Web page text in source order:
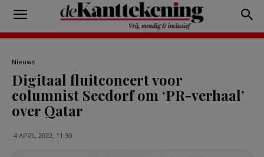
Nieuws
Digitaal fluitconcert voor
columnist Seedorf om ‘PR-verhaal’
over Qatar
4 APRIL 2022, 11:30